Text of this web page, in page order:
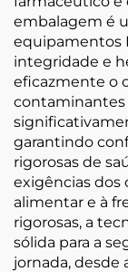
embalagem é
equipamentos
integridade e
eficazmente o
contaminantes
garantindo
rigorosas de
exigências dos
alimentar e à
rigorosas, a
sólida para a
jornada, desde